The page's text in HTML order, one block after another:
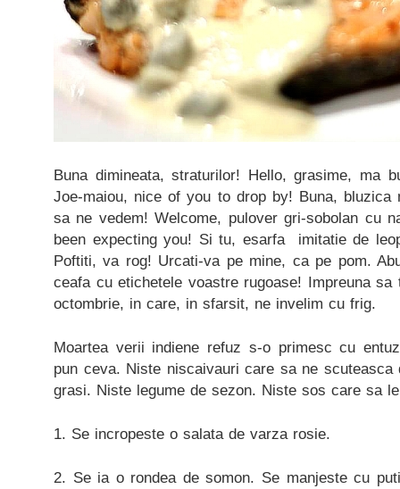
Buna dimineata, straturilor! Hello, grasime, ma
Joe-maiou, nice of you to drop by! Buna, bluzica
sa ne vedem! Welcome, pulover gri-sobolan cu
been expecting you! Si tu, esarfa imitatie de
Poftiti, va rog! Urcati-va pe mine, ca pe pom.
ceafa cu etichetele voastre rugoase! Impreuna
octombrie, in care, in sfarsit, ne invelim cu frig.
Moartea verii indiene refuz s-o primesc cu
pun ceva. Niste niscaivauri care sa ne
grasi. Niste legume de sezon. Niste sos care sa
1. Se incropeste o salata de varza rosie.
2. Se ia o rondea de somon. Se manjeste cu